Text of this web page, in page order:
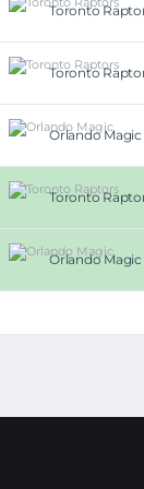
Toronto
Toronto
Orlando Magic
Toronto
Orlando Magic